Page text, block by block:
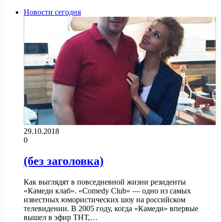
Новости сегодня
29.10.2018
0
(без заголовка)
Как выглядят в повседневной жизни резиденты
«Камеди клаб». «Comedy Club» — одно из самых
известных юмористических шоу на российском
телевидении. В 2005 году, когда «Камеди» впервые
вышел в эфир ТНТ,…